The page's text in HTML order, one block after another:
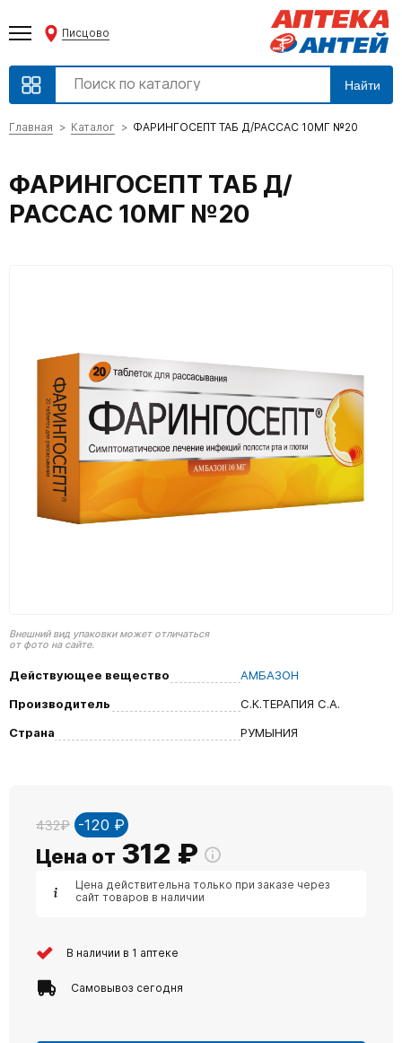
Писцово
Найти
Главная Каталог ФАРИНГОСЕПТ ТАБ Д/РАССАС 10МГ №20
ФАРИНГОСЕПТ ТАБ Д/
РАССАС 10МГ №20
Внешний вид упаковки может отличаться
от фото на сайте.
Действующее вещество
АМБАЗОН
Производитель
С.К.ТЕРАПИЯ С.А.
Страна
РУМЫНИЯ
432₽ -120 ₽
Цена от 312 ₽
Цена действительна только при заказе через
сайт товаров в наличии
В наличии в 1 аптеке
Самовывоз сегодня